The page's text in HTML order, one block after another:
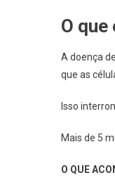
O que
A doença
que as
Isso
Mais de 5
O QUE